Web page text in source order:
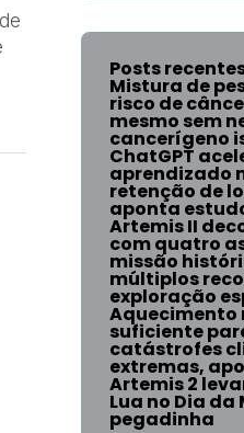
Posts
Mistura de
risco de
mesmo sem
cancerígeno
ChatGPT
aprendizado
retenção de
aponta
Artemis II
com quatro
missão
múltiplos
exploração
Aquecimento
suficiente
catástrofes
extremas,
Artemis 2
Lua no Dia da
pegadinha